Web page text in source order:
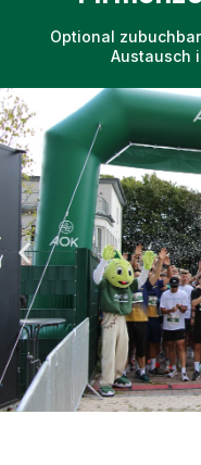
Optional
Austausch